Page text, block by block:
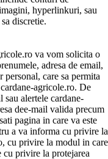
hyperlinkuri, sau
discretie.
va vom solicita o
adresa de email,
care sa permita
agricole.ro. De
sau alertele cardane-
dee-mail valida precum
pagina in care va este
a va informa cu privire la
cu privire la modul in care
cu privire la protejarea